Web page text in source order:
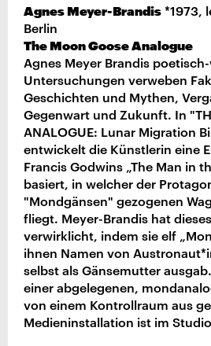
Agnes Meyer-Brandis*1973,
Berlin
The Moon Goose Analogue
Agnes Meyer Brandis
Untersuchungen verweben
Geschichten und Mythen,
Gegenwart und Zukunft. In
ANALOGUE: Lunar Migration
entwickelt die Künstlerin eine
Francis Godwins „The Man in
basiert, in welcher der
"Mondgänsen" gezogenen
fliegt. Meyer-Brandis hat
verwirklicht, indem sie elf
ihnen Namen von
selbst als Gänsemutter
einer abgelegenen,
von einem Kontrollraum aus
Medieninstallation ist im